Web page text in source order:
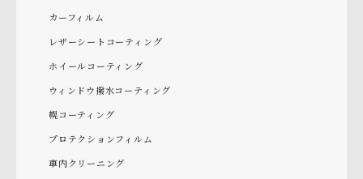
カーフィルム
レザーシートコーティング
ホイールコーティング
ウィンドウ撥水コーティング
幌コーティング
プロテクションフィルム
車内クリーニング